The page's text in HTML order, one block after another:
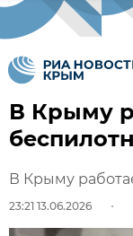
В Крыму
В Крыму
23:21 13.06.2026